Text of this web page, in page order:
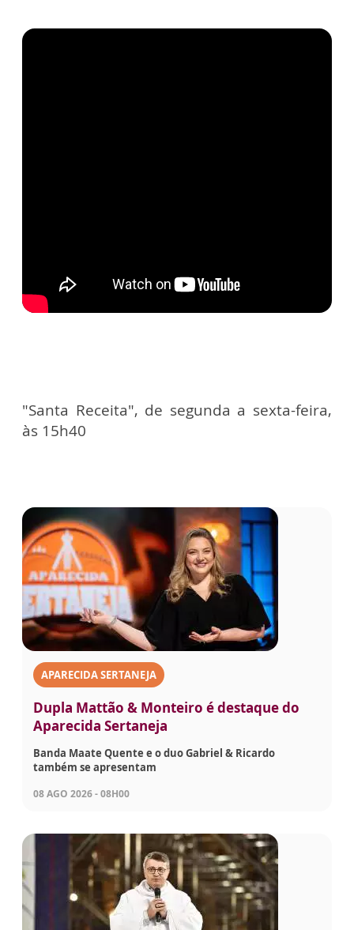
"Santa Receita", de segunda a sexta-feira,
às 15h40
APARECIDA SERTANEJA
Dupla Mattão & Monteiro é destaque do
Aparecida Sertaneja
Banda Maate Quente e o duo Gabriel & Ricardo
também se apresentam
08 AGO 2026 - 08H00